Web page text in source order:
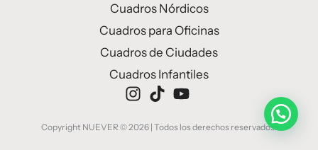
Cuadros Nórdicos
Cuadros para Oficinas
Cuadros de Ciudades
Cuadros Infantiles
Copyright NUEVER © 2026 | Todos los derechos reservados.